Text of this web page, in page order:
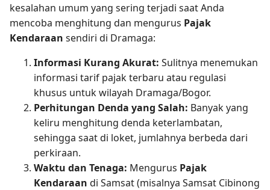
kesalahan umum yang sering terjadi saat Anda
mencoba menghitung dan mengurus Pajak
Kendaraan sendiri di Dramaga:
Informasi Kurang Akurat: Sulitnya menemukan
informasi tarif pajak terbaru atau regulasi
khusus untuk wilayah Dramaga/Bogor.
Perhitungan Denda yang Salah: Banyak yang
keliru menghitung denda keterlambatan,
sehingga saat di loket, jumlahnya berbeda dari
perkiraan.
Waktu dan Tenaga: Mengurus Pajak
Kendaraan di Samsat (misalnya Samsat Cibinong